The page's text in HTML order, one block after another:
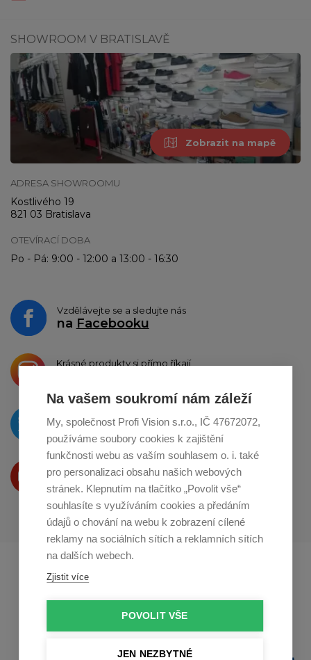
Na vašem soukromí nám záleží
My, společnost Profi Vision s.r.o., IČ 47672072,
používáme soubory cookies k zajištění
funkčnosti webu as vaším souhlasem o. i. také
pro personalizaci obsahu našich webových
stránek. Klepnutím na tlačítko „Povolit vše“
souhlasíte s využíváním cookies a předáním
údajů o chování na webu k zobrazení cílené
reklamy na sociálních sítích a reklamních sítích
na dalších webech.
Zjistit více
POVOLIT VŠE
JEN NEZBYTNÉ
SHOWROOM V BRATISLAVĚ
Zobrazit na mapě
ADRESA SHOWROOMU
Kostlivého 19
821 03 Bratislava
OTEVÍRACÍ DOBA
Po - Pá: 9:00 - 12:00 a 13:00 - 16:30
Vzdělávejte se a sledujte nás
na Facebooku
Krásné produkty si přímo říkají
O novinkách píšeme
naTwitteru
Produkty Vám představujeme
na Youtube
Profikuchar.sk